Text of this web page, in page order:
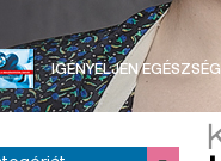
IGÉNYELJEN